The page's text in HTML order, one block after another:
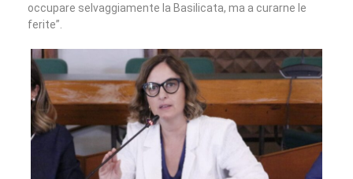
occupare selvaggiamente la Basilicata, ma a curarne le
ferite”.